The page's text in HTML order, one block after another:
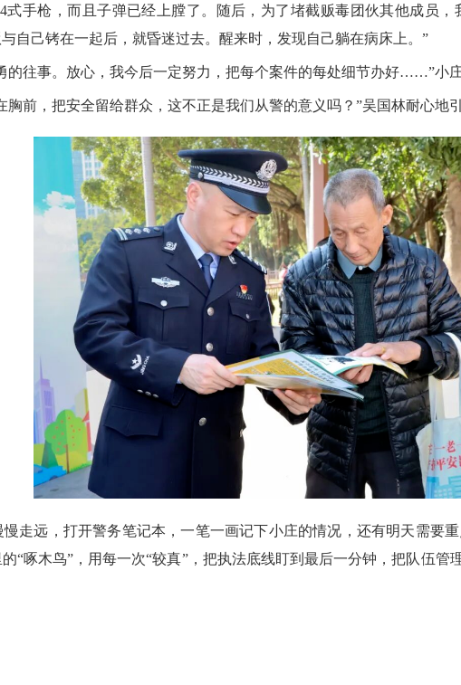
式手枪，而且子弹已经上膛了。随后，为了堵截贩毒团伙其他成员
自己铐在一起后，就昏迷过去。醒来时，发现自己躺在病床上。”
往事。放心，我今后一定努力，把每个案件的每处细节办好……”小庄
，把安全留给群众，这不正是我们从警的意义吗？”吴国林耐心地引
远，打开警务笔记本，一笔一画记下小庄的情况，还有明天需要
“啄木鸟”，用每一次“较真”，把执法底线盯到最后一分钟，把队伍